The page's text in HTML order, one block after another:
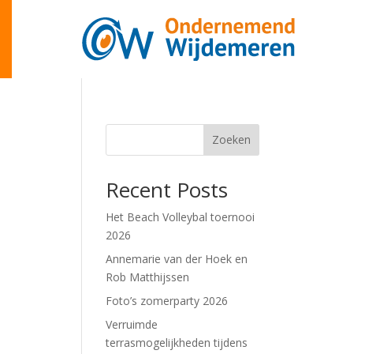
Zoeken
Recent Posts
Het Beach Volleybal toernooi
2026
Annemarie van der Hoek en
Rob Matthijssen
Foto’s zomerparty 2026
Verruimde
terrasmogelijkheden tijdens